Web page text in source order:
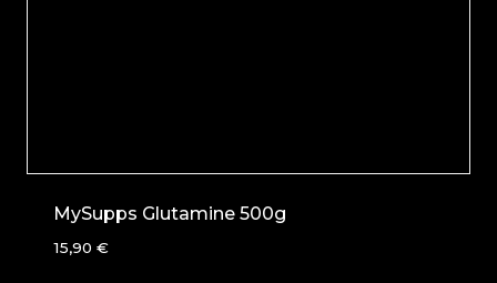
MySupps Glutamine 500g
15,90 €